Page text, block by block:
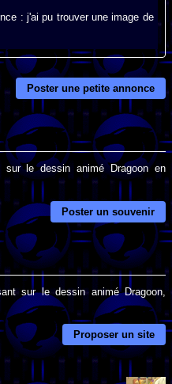
: j'ai pu trouver une image de
Poster une petite annonce
sur le dessin animé Dragoon en
Poster un souvenir
sur le dessin animé Dragoon,
Proposer un site